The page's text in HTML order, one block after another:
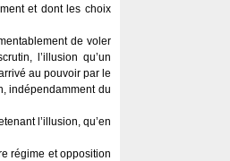
et dont les choix
de voler
l’illusion qu’un
au pouvoir par le
indépendamment du
l’illusion, qu’en
régime et opposition